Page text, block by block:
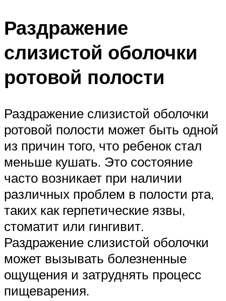
Раздражение
слизистой оболочки
ротовой полости
Раздражение слизистой оболочки
ротовой полости может быть одной
из причин того, что ребенок стал
меньше кушать. Это состояние
часто возникает при наличии
различных проблем в полости рта,
таких как герпетические язвы,
стоматит или гингивит.
Раздражение слизистой оболочки
может вызывать болезненные
ощущения и затруднять процесс
пищеварения.